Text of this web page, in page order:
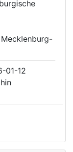
01-12